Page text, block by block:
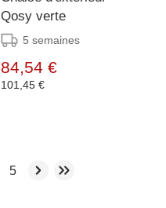
Qosy verte
5 semaines
84,54 €
101,45 €
5